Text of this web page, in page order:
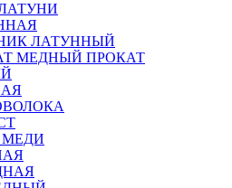
ЛАТУННЫЙ
МЕДНЫЙ ПРОКАТ
МЕДИ